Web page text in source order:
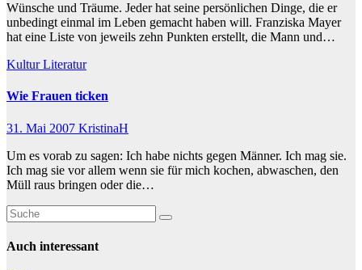
Wünsche und Träume. Jeder hat seine persönlichen Dinge, die er
unbedingt einmal im Leben gemacht haben will. Franziska Mayer
hat eine Liste von jeweils zehn Punkten erstellt, die Mann und…
KulturLiteratur
Wie Frauen ticken
31. Mai 2007 KristinaH
Um es vorab zu sagen: Ich habe nichts gegen Männer. Ich mag sie.
Ich mag sie vor allem wenn sie für mich kochen, abwaschen, den
Müll raus bringen oder die…
Auch interessant